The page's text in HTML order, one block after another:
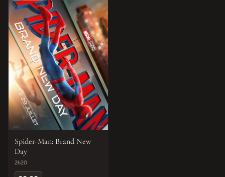
Spider-Man: Brand New
Day
2h20